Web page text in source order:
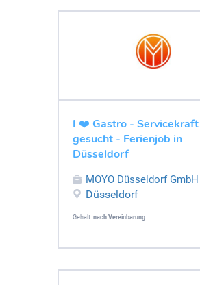
I ❤️ Gastro - Servicekraft
gesucht - Ferienjob in
Düsseldorf
MOYO Düsseldorf GmbH
Düsseldorf
Gehalt: nach Vereinbarung